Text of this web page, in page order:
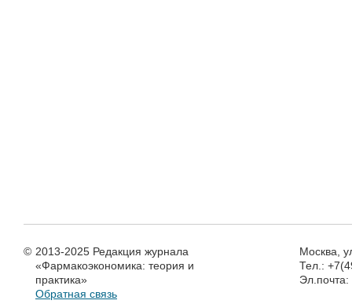
© 2013-2025 Редакция журнала
«Фармакоэкономика: теория и
практика»
Обратная связь
Москва,
Тел.:
Эл.почта: